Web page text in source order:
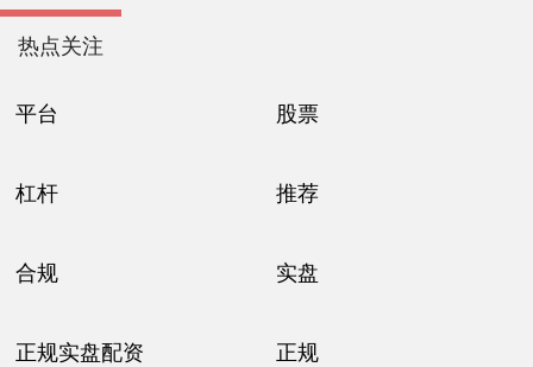
热点关注
平台 股票
杠杆 推荐
合规 实盘
正规实盘配资 正规